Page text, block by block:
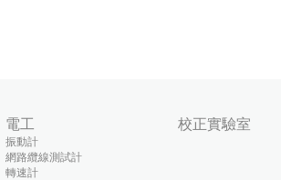
電工
振動計
網路纜線測試計
轉速計
校正實驗室